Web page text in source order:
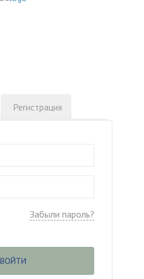
Регистрация
Забыли пароль?
ВОЙТИ